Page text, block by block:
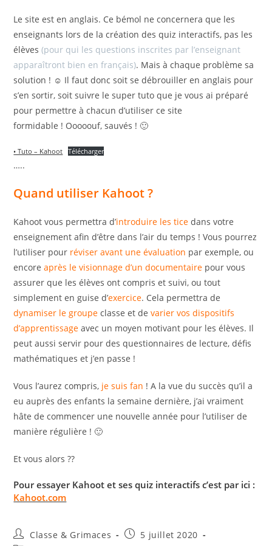
Le site est en anglais. Ce bémol ne concernera que les
enseignants lors de la création des quiz interactifs, pas les
élèves(pour qui les questions inscrites par l’enseignant
apparaîtront bien en français). Mais à chaque problème sa
solution ! ☺ Il faut donc soit se débrouiller en anglais pour
s’en sortir, soit suivre le super tuto que je vous ai préparé
pour permettre à chacun d’utiliser ce site
formidable ! Ooooouf, sauvés ! 🙂
• Tuto – Kahoot Télécharger
…..
Quand utiliser Kahoot ?
Kahoot vous permettra d’introduire les tice dans votre
enseignement afin d’être dans l’air du temps ! Vous pourrez
l’utiliser pour réviser avant une évaluation par exemple, ou
encoreaprès le visionnage d’un documentaire pour vous
assurer que les élèves ont compris et suivi, ou tout
simplement en guise d’exercice. Cela permettra de
dynamiser le groupe classe et devarier vos dispositifs
d’apprentissageavec un moyen motivant pour les élèves. Il
peut aussi servir pour des questionnaires de lecture, défis
mathématiques et j’en passe !
Vous l’aurez compris, je suis fan ! A la vue du succès qu’il a
eu auprès des enfants la semaine dernière, j’ai vraiment
hâte de commencer une nouvelle année pour l’utiliser de
manière régulière ! 🙂
Et vous alors ??
Pour essayer Kahoot et ses quiz interactifs c’est par ici :
Kahoot.com
Auteur/autrice
Classe & Grimaces
Publication
5 juillet 2020